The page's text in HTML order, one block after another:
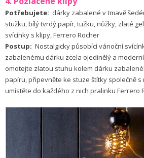
Potřebujete: dárky zabalené v tmavě
stužku, bílý tvrdý papír, tužku, nůžky, zlaté
svícínky s klipy, Ferrero Rocher
Postup: Nostalgicky působící vánoční
zabalenému dárku zcela ojedinělý a
omotejte zlatou stuhu kolem dárku
papíru, připevněte ke stuze štítky společně s
umístěte do každého z nich pralinku Ferrero